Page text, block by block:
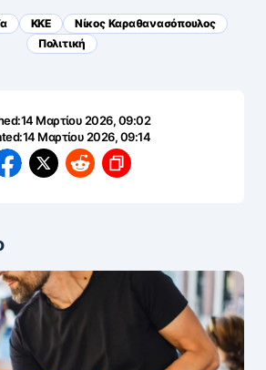
ΚΚΕ
Νίκος Καραθανασόπουλος
Πολιτική
14 Μαρτίου 2026, 09:02
14 Μαρτίου 2026, 09:14